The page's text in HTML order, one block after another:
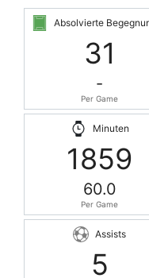
Absolvierte
31
-
Per Game
Minuten
1859
60.0
Per Game
Assists
5